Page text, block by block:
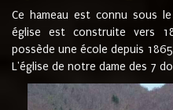
Ce hameau est connu sous
église est construite vers
possède une école depuis
L'église de notre dame des 7